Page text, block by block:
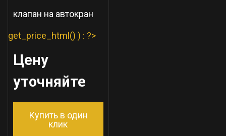
клапан на автокран
get_price_html() ) : ?>
Цену
уточняйте
Купить в один
клик